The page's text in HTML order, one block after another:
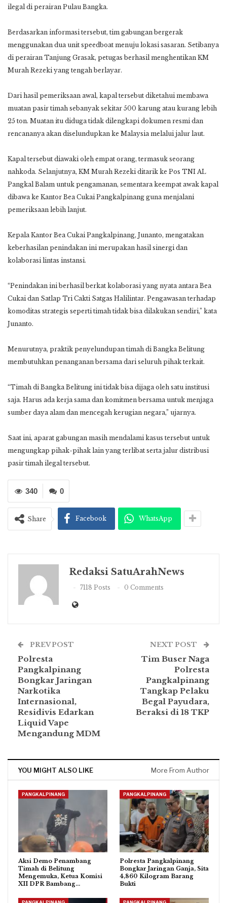
ilegal di perairan Pulau Bangka.
Berdasarkan informasi tersebut, tim gabungan bergerak
menggunakan dua unit speedboat menuju lokasi sasaran. Setibanya
di perairan Tanjung Grasak, petugas berhasil menghentikan KM
Murah Rezeki yang tengah berlayar.
Dari hasil pemeriksaan awal, kapal tersebut diketahui membawa
muatan pasir timah sebanyak sekitar 500 karung atau kurang lebih
25 ton. Muatan itu diduga tidak dilengkapi dokumen resmi dan
rencananya akan diselundupkan ke Malaysia melalui jalur laut.
Kapal tersebut diawaki oleh empat orang, termasuk seorang
nahkoda. Selanjutnya, KM Murah Rezeki ditarik ke Pos TNI AL
Pangkal Balam untuk pengamanan, sementara keempat awak kapal
dibawa ke Kantor Bea Cukai Pangkalpinang guna menjalani
pemeriksaan lebih lanjut.
Kepala Kantor Bea Cukai Pangkalpinang, Junanto, mengatakan
keberhasilan penindakan ini merupakan hasil sinergi dan
kolaborasi lintas instansi.
“Penindakan ini berhasil berkat kolaborasi yang nyata antara Bea
Cukai dan Satlap Tri Cakti Satgas Halilintar. Pengawasan terhadap
komoditas strategis seperti timah tidak bisa dilakukan sendiri,” kata
Junanto.
Menurutnya, praktik penyelundupan timah di Bangka Belitung
membutuhkan penanganan bersama dari seluruh pihak terkait.
“Timah di Bangka Belitung ini tidak bisa dijaga oleh satu institusi
saja. Harus ada kerja sama dan komitmen bersama untuk menjaga
sumber daya alam dan mencegah kerugian negara,” ujarnya.
Saat ini, aparat gabungan masih mendalami kasus tersebut untuk
mengungkap pihak-pihak lain yang terlibat serta jalur distribusi
pasir timah ilegal tersebut.
0
340
Share Facebook WhatsApp
Redaksi SatuArahNews
7118 Posts 0 Comments
PREV POST
Polresta
Pangkalpinang
Bongkar Jaringan
Narkotika
Internasional,
Residivis Edarkan
Liquid Vape
Mengandung MDM
NEXT POST
Tim Buser Naga
Polresta
Pangkalpinang
Tangkap Pelaku
Begal Payudara,
Beraksi di 18 TKP
YOU MIGHT ALSO LIKE More From Author
PANGKALPINANG
Aksi Demo Penambang
Timah di Belitung
Mengemuka, Ketua Komisi
XII DPR Bambang…
PANGKALPINANG
Polresta Pangkalpinang
Bongkar Jaringan Ganja, Sita
4,860 Kilogram Barang
Bukti